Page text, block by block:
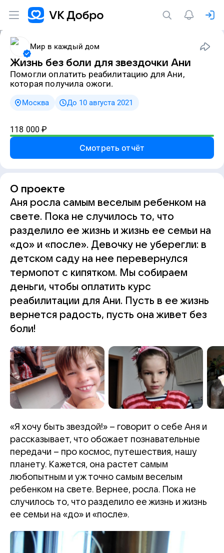
Мир в каждый дом
Жизнь без боли для звездочки Ани
Помогли оплатить реабилитацию для Ани,
которая получила ожоги.
Москва До 10 августа 2021
118 000 ₽
Смотреть отчёт
О проекте
Аня росла самым веселым ребенком на
свете. Пока не случилось то, что
разделило ее жизнь и жизнь ее семьи на
«до» и «после». Девочку не уберегли: в
детском саду на нее перевернулся
термопот с кипятком. Мы собираем
деньги, чтобы оплатить курс
реабилитации для Ани. Пусть в ее жизнь
вернется радость, пусть она живет без
боли!
«Я хочу быть звездой!» – говорит о себе Аня и
рассказывает, что обожает познавательные
передачи – про космос, путешествия, нашу
планету. Кажется, она растет самым
любопытным и уж точно самым веселым
ребенком на свете. Вернее, росла. Пока не
случилось то, что разделило ее жизнь и жизнь
ее семьи на «до» и «после».